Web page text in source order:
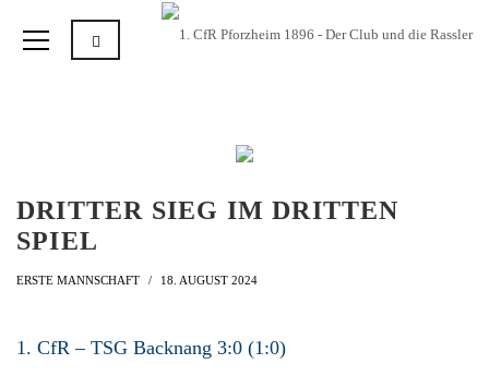
DRITTER SIEG IM DRITTEN
SPIEL
ERSTE MANNSCHAFT 18. AUGUST 2024
1. CfR – TSG Backnang 3:0 (1:0)